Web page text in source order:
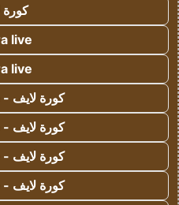
كورة
live
live
كورة لايف - koora live
كورة لايف - koora live
كورة لايف - koora live
كورة لايف - koora live